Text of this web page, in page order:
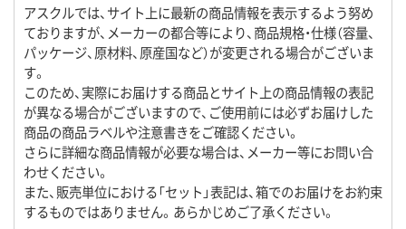
アスクルでは、サイト上に最新の商品情報を表示するよう努め
ておりますが、メーカーの都合等により、商品規格・仕様（容量、
パッケージ、原材料、原産国など）が変更される場合がございま
す。
このため、実際にお届けする商品とサイト上の商品情報の表記
が異なる場合がございますので、ご使用前には必ずお届けした
商品の商品ラベルや注意書きをご確認ください。
さらに詳細な商品情報が必要な場合は、メーカー等にお問い合
わせください。
また、販売単位における「セット」表記は、箱でのお届けをお約束
するものではありません。あらかじめご了承ください。